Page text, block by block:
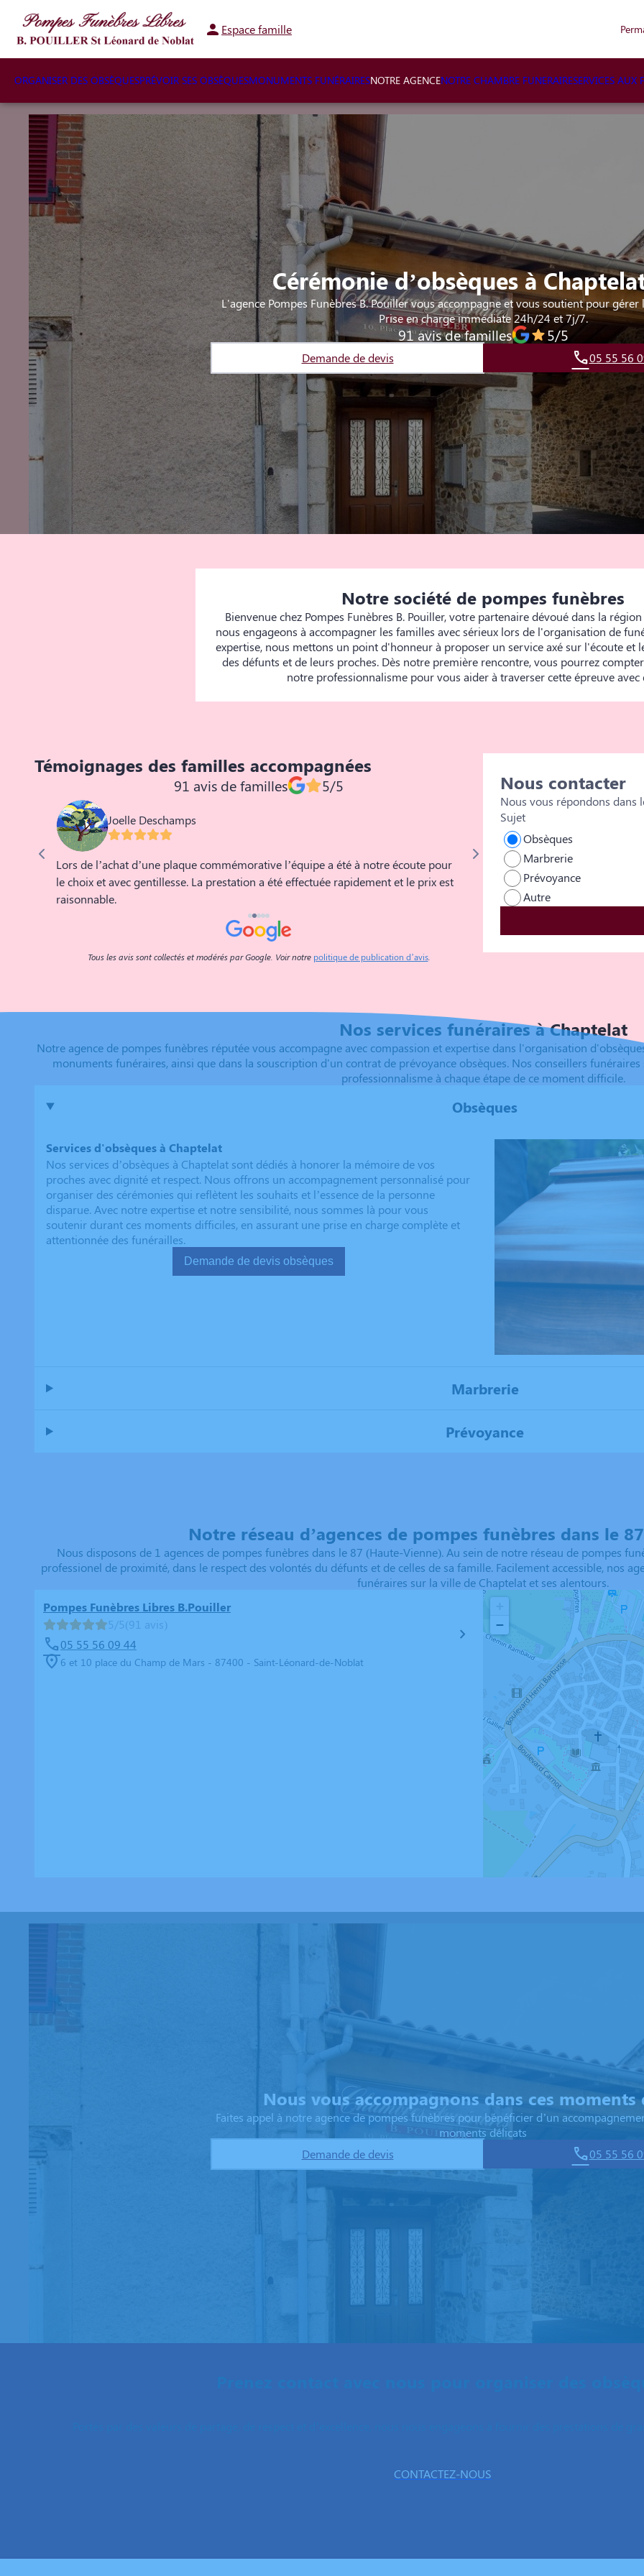
Espace famille
ORGANISER DES OBSÈQUESPRÉVOIR SES OBSÈQUESMONUMENTS FUNÉRAIRESNOTRE AGENCENOTRE CHAMBRE FUNERAIRESERVICES AUX
Cérémonie d’obsèques à
L'agence Pompes Funèbres B. Pouiller vous accompagne et vous soutient pour gérer
Prise en charge immédiate 24h/24 et 7j/7.
91 avis de familles 5/5
Demande de devis 05 55 56
Notre société de pompes funèbres
Bienvenue chez Pompes Funèbres B. Pouiller, votre partenaire dévoué dans la
nous engageons à accompagner les familles avec sérieux lors de l'organisation de
expertise, nous mettons un point d'honneur à proposer un service axé sur l'écoute et
des défunts et de leurs proches. Dès notre première rencontre, vous pourrez
notre professionnalisme pour vous aider à traverser cette épreuve avec
Témoignages des familles accompagnées
91 avis de familles 5/5
Joelle Deschamps
Lors de l’achat d’une plaque commémorative l’équipe a été à notre écoute pour
le choix et avec gentillesse. La prestation a été effectuée rapidement et le prix est
raisonnable.
Florian Pelisse
Je ne peux que vous remercier pour votre professionnalisme,
votre empathie. Tout était parfait
recommandé et nous
Tous les avis sont collectés et modérés par Google. Voir notre politique de publication d’avis.
Nous contacter
Nous vous répondons dans
Sujet
Obsèques
Marbrerie
Prévoyance
Autre
Nos services funéraires à Chaptelat
Notre agence de pompes funèbres réputée vous accompagne avec compassion et expertise dans l'organisation
monuments funéraires, ainsi que dans la souscription d'un contrat de prévoyance obsèques. Nos conseillers
professionnalisme à chaque étape de ce moment difficile.
Obsèques
Services d'obsèques à Chaptelat
Nos services d’obsèques à Chaptelat sont dédiés à honorer la mémoire de vos
proches avec dignité et respect. Nous offrons un accompagnement personnalisé pour
organiser des cérémonies qui reflètent les souhaits et l’essence de la personne
disparue. Avec notre expertise et notre sensibilité, nous sommes là pour vous
soutenir durant ces moments difficiles, en assurant une prise en charge complète et
attentionnée des funérailles.
Demande de devis obsèques
Marbrerie
Prévoyance
Notre réseau d’agences de pompes funèbres dans le
Nous disposons de 1 agences de pompes funèbres dans le 87 (Haute-Vienne). Au sein de notre réseau de pompes
professionel de proximité, dans le respect des volontés du défunts et de celles de sa famille. Facilement accessible, nos
funéraires sur la ville de Chaptelat et ses alentours.
Pompes Funèbres Libres B.Pouiller
5/5(91 avis)
05 55 56 09 44
6 et 10 place du Champ de Mars - 87400 - Saint-Léonard-de-Noblat
−
Nous vous accompagnons dans ces moments
Faites appel à notre agence de pompes funèbres pour bénéficier d’un
moments délicats
Demande de devis
05 55 56
CONTACTEZ-NOUS